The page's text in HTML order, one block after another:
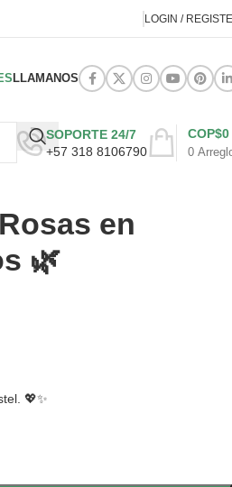
LOGIN /
LLAMANOS
SOPORTE 24/7
+57 318 8106790
0
COP$0
en
🌿
💖✨